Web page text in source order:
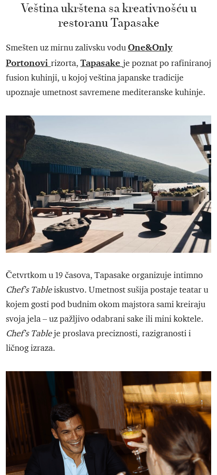
Veština ukrštena sa kreativnošću u
restoranu Tapasake
Smešten uz mirnu zalivsku voduOne&Only
Portonovi rizorta, Tapasake je poznat po rafiniranoj
fusion kuhinji, u kojoj veština japanske tradicije
upoznaje umetnost savremene mediteranske kuhinje.
Četvrtkom u 19 časova, Tapasake organizuje intimno
Chef’s Tableiskustvo. Umetnost sušija postaje teatar u
kojem gosti pod budnim okom majstora sami kreiraju
svoja jela – uz pažljivo odabrani sake ili mini koktele.
Chef’s Tableje proslava preciznosti, razigranosti i
ličnog izraza.